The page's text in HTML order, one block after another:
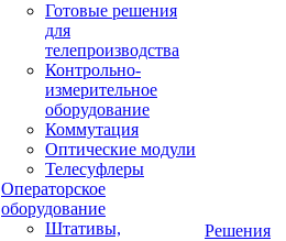
Готовые решения
для
телепроизводства
Контрольно-
измерительное
оборудование
Коммутация
Оптические модули
Телесуфлеры
Операторское
оборудование
Штативы,
Решения